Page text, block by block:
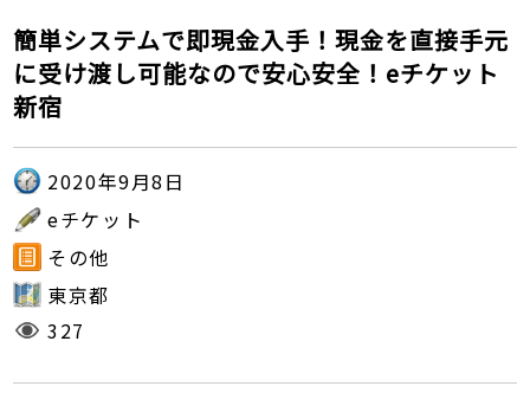
簡単システムで即現金入手！現金を直接手元
に受け渡し可能なので安心安全！eチケット
新宿
2020年9月8日
eチケット
その他
東京都
327